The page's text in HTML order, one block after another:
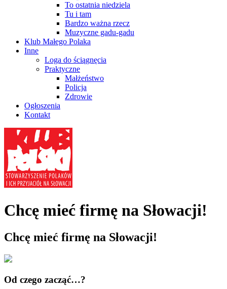
To ostatnia niedziela
Tu i tam
Bardzo ważna rzecz
Muzyczne gadu-gadu
Klub Małego Polaka
Inne
Loga do ściągnęcia
Praktyczne
Małżeństwo
Policja
Zdrowie
Ogłoszenia
Kontakt
Chcę mieć firmę na Słowacji!
Chcę mieć firmę na Słowacji!
Od czego zacząć…?